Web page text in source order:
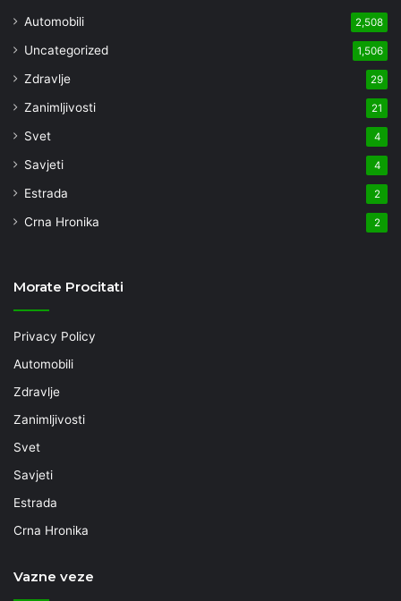
Automobili 2,508
Uncategorized 1,506
Zdravlje 29
Zanimljivosti 21
Svet 4
Savjeti 4
Estrada 2
Crna Hronika 2
Morate Procitati
Privacy Policy
Automobili
Zdravlje
Zanimljivosti
Svet
Savjeti
Estrada
Crna Hronika
Vazne veze